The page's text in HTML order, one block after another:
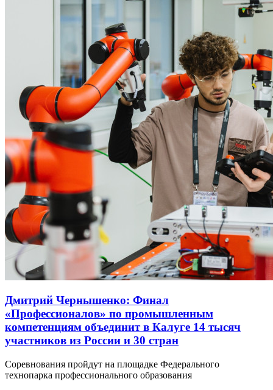
Дмитрий Чернышенко: Финал
«Профессионалов» по промышленным
компетенциям объединит в Калуге 14 тысяч
участников из России и 30 стран
Соревнования пройдут на площадке Федерального
технопарка профессионального образования